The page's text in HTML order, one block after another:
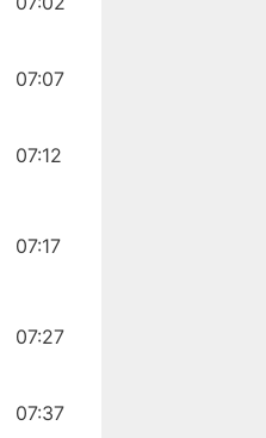
07:07
07:12
07:17
07:27
07:37